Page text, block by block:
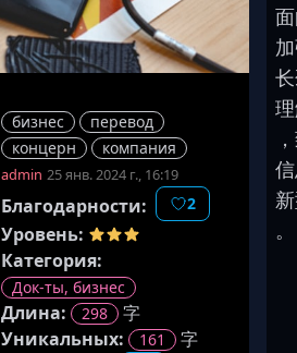
бизнес
перевод
концерн
компания
admin 25 янв. 2024 г., 16:19
Благодарности: 2
Уровень:
Категория:
Док-ты, бизнес
Длина: 298
字
Уникальных:
161
字
，
。